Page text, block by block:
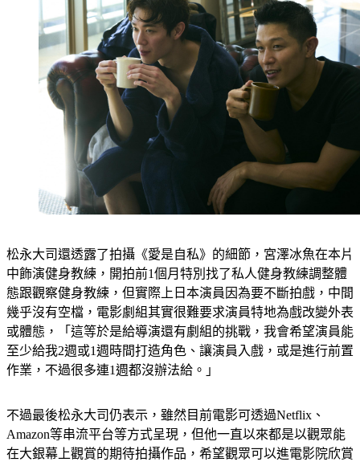
松永大司還透露了拍攝《愛是自私》的細節，宮澤冰魚在本片
中飾演健身教練，開拍前1個月特別找了私人健身教練調整體
態跟觀察健身教練，但實際上日本演員因為要不斷拍戲，中間
幾乎沒有空檔，電影劇組其實很難要求演員特地為戲改變外表
或體態，「這等於是給導演還有劇組的挑戰，我會希望演員能
至少給我2週或1週時間打造角色、讓演員入戲，或是進行前置
作業，不過很多連1週都沒辦法給。」
不過最後松永大司仍表示，雖然目前電影可透過Netflix、
Amazon等串流平台等方式呈現，但他一直以來都是以觀眾能
在大銀幕上觀賞的期待拍攝作品，希望觀眾可以進電影院欣賞